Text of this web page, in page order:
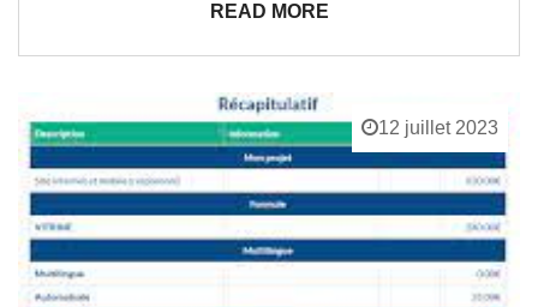
READ MORE
12 juillet 2023